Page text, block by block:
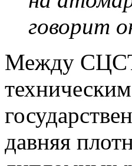
говорит
Между
давняя